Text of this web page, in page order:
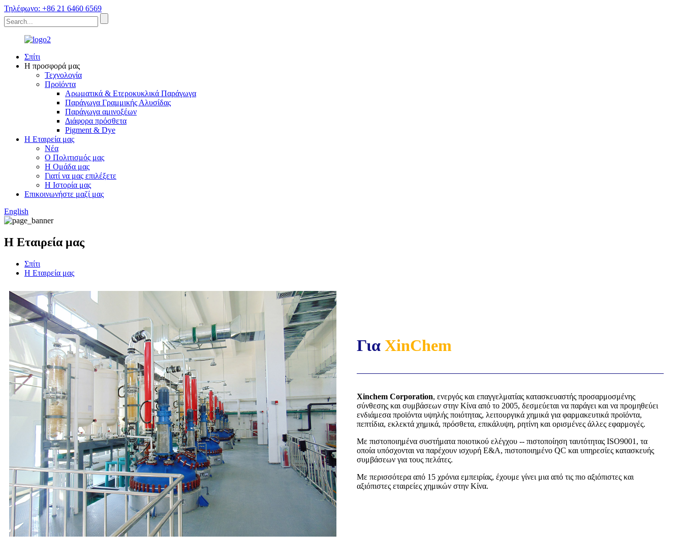
Τηλέφωνο: +86 21 6460 6569
Σπίτι
Η προσφορά μας
Τεχνολογία
Προϊόντα
Αρωματικά & Ετεροκυκλικά Παράγωγα
Παράγωγα Γραμμικής Αλυσίδας
Παράγωγα αμινοξέων
Διάφορα πρόσθετα
Pigment & Dye
Η Εταιρεία μας
Νέα
Ο Πολιτισμός μας
Η Ομάδα μας
Γιατί να μας επιλέξετε
Η Ιστορία μας
Επικοινωνήστε μαζί μας
English
Η Εταιρεία μας
Σπίτι
Η Εταιρεία μας
Για XinChem
Xinchem Corporation, ενεργός και επαγγελματίας κατασκευαστής προσαρμοσμένης
σύνθεσης και συμβάσεων στην Κίνα από το 2005, δεσμεύεται να παράγει και να προμηθεύει
ενδιάμεσα προϊόντα υψηλής ποιότητας, λειτουργικά χημικά για φαρμακευτικά προϊόντα,
πεπτίδια, εκλεκτά χημικά, πρόσθετα, επικάλυψη, ρητίνη και ορισμένες άλλες εφαρμογές.
Με πιστοποιημένα συστήματα ποιοτικού ελέγχου -- πιστοποίηση ταυτότητας ISO9001, τα
οποία υπόσχονται να παρέχουν ισχυρή Ε&Α, πιστοποιημένο QC και υπηρεσίες κατασκευής
συμβάσεων για τους πελάτες.
Με περισσότερα από 15 χρόνια εμπειρίας, έχουμε γίνει μια από τις πιο αξιόπιστες και
αξιόπιστες εταιρείες χημικών στην Κίνα.